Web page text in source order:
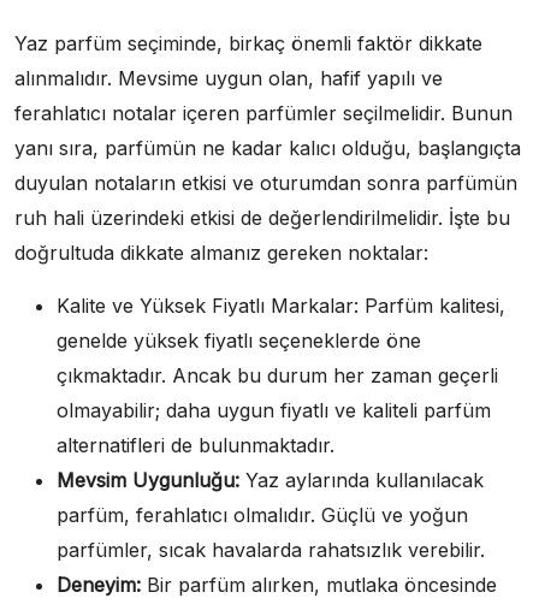
Yaz parfüm seçiminde, birkaç önemli faktör dikkate
alınmalıdır. Mevsime uygun olan, hafif yapılı ve
ferahlatıcı notalar içeren parfümler seçilmelidir. Bunun
yanı sıra, parfümün ne kadar kalıcı olduğu, başlangıçta
duyulan notaların etkisi ve oturumdan sonra parfümün
ruh hali üzerindeki etkisi de değerlendirilmelidir. İşte bu
doğrultuda dikkate almanız gereken noktalar:
Kalite ve Yüksek Fiyatlı Markalar: Parfüm kalitesi,
genelde yüksek fiyatlı seçeneklerde öne
çıkmaktadır. Ancak bu durum her zaman geçerli
olmayabilir; daha uygun fiyatlı ve kaliteli parfüm
alternatifleri de bulunmaktadır.
Mevsim Uygunluğu: Yaz aylarında kullanılacak
parfüm, ferahlatıcı olmalıdır. Güçlü ve yoğun
parfümler, sıcak havalarda rahatsızlık verebilir.
Deneyim: Bir parfüm alırken, mutlaka öncesinde